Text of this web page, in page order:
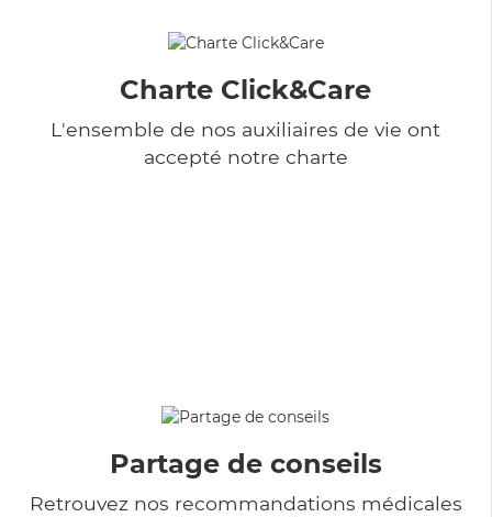
Charte Click&Care
L'ensemble de nos auxiliaires de vie ont
accepté notre charte
Partage de conseils
Retrouvez nos recommandations médicales